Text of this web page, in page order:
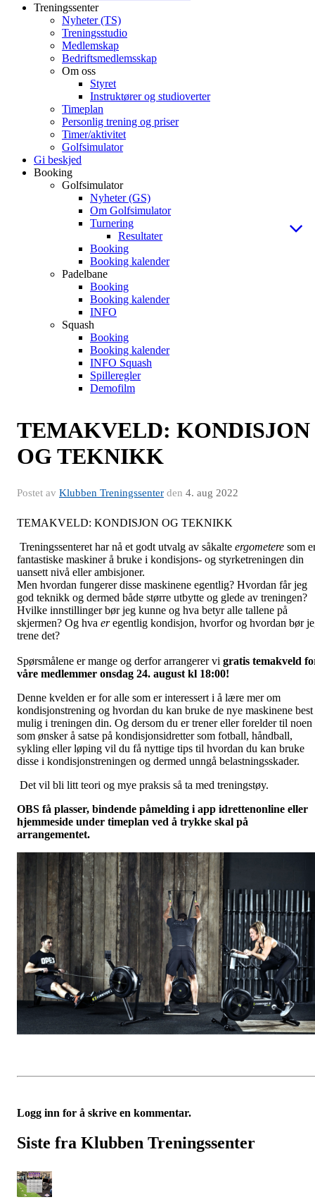
Treningssenter
Nyheter (TS)
Treningsstudio
Medlemskap
Bedriftsmedlemsskap
Om oss
Styret
Instruktører og studioverter
Timeplan
Personlig trening og priser
Timer/aktivitet
Golfsimulator
Gi beskjed
Booking
Golfsimulator
Nyheter (GS)
Om Golfsimulator
Turnering
Resultater
Booking
Booking kalender
Padelbane
Booking
Booking kalender
INFO
Squash
Booking
Booking kalender
INFO Squash
Spilleregler
Demofilm
TEMAKVELD: KONDISJON
OG TEKNIKK
Postet av Klubben Treningssenter den 4. aug 2022
TEMAKVELD: KONDISJON OG TEKNIKK
Treningssenteret har nå et godt utvalg av såkalte ergometere som
fantastiske maskiner å bruke i kondisjons- og styrketreningen din
uansett nivå eller ambisjoner.
Men hvordan fungerer disse maskinene egentlig? Hvordan får jeg
god teknikk og dermed både større utbytte og glede av treningen?
Hvilke innstillinger bør jeg kunne og hva betyr alle tallene på
skjermen? Og hva eregentlig kondisjon, hvorfor og hvordan bør
trene det?
Spørsmålene er mange og derfor arrangerer vi gratis temakveld
våre medlemmer onsdag 24. august kl 18:00!
Denne kvelden er for alle som er interessert i å lære mer om
kondisjonstrening og hvordan du kan bruke de nye maskinene best
mulig i treningen din. Og dersom du er trener eller forelder til noen
som ønsker å satse på kondisjonsidretter som fotball, håndball,
sykling eller løping vil du få nyttige tips til hvordan du kan bruke
disse i kondisjonstreningen og dermed unngå belastningsskader.
Det vil bli litt teori og mye praksis så ta med treningstøy.
OBS få plasser, bindende påmelding i app idrettenonline eller
hjemmeside under timeplan ved å trykke skal på
arrangementet.
Logg inn for å skrive en kommentar.
Siste fra Klubben Treningssenter